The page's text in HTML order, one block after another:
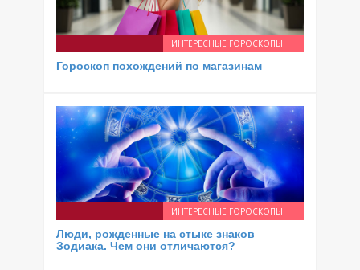
ИНТЕРЕСНЫЕ ГОРОСКОПЫ
Гороскоп похождений по магазинам
ИНТЕРЕСНЫЕ ГОРОСКОПЫ
Люди, рожденные на стыке знаков
Зодиака. Чем они отличаются?